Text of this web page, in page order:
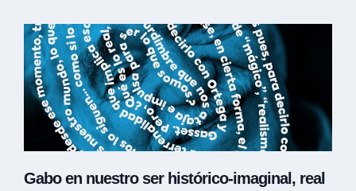
Gabo en nuestro ser histórico-imaginal, real